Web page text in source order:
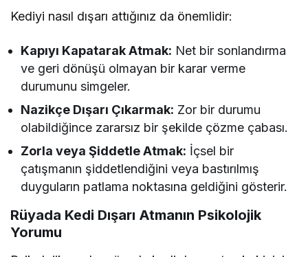
Kediyi nasıl dışarı attığınız da önemlidir:
Kapıyı Kapatarak Atmak: Net bir sonlandırma
ve geri dönüşü olmayan bir karar verme
durumunu simgeler.
Nazikçe Dışarı Çıkarmak: Zor bir durumu
olabildiğince zararsız bir şekilde çözme çabası.
Zorla veya Şiddetle Atmak: İçsel bir
çatışmanın şiddetlendiğini veya bastırılmış
duyguların patlama noktasına geldiğini gösterir.
Rüyada Kedi Dışarı Atmanın Psikolojik
Yorumu